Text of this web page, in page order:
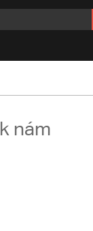
nám